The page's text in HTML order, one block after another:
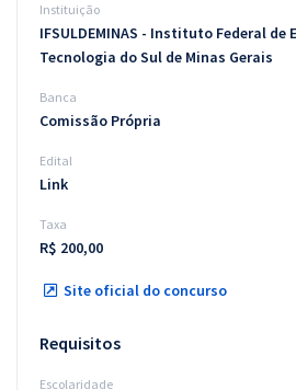
Instituição
IFSULDEMINAS - Instituto Federal de
Tecnologia do Sul de Minas Gerais
Banca
Comissão Própria
Edital
Link
Taxa
R$ 200,00
Site oficial do concurso
Requisitos
Escolaridade